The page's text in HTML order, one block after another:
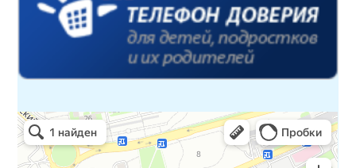
Детская библиотека № 14 Дружбы народов
Библиотека в Севастополе